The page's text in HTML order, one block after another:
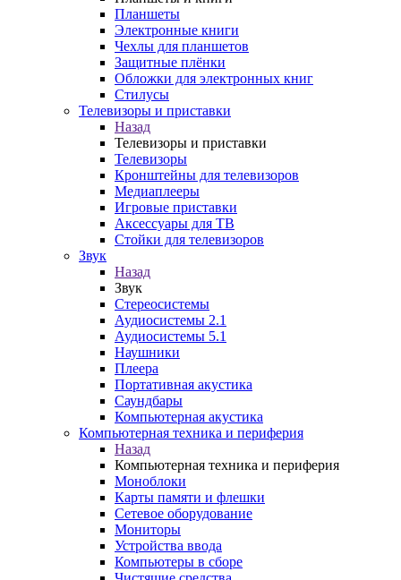
Планшеты
Электронные книги
Чехлы для планшетов
Защитные плёнки
Обложки для электронных книг
Стилусы
Телевизоры и приставки
Назад
Телевизоры и приставки
Телевизоры
Кронштейны для телевизоров
Медиаплееры
Игровые приставки
Аксессуары для ТВ
Стойки для телевизоров
Звук
Назад
Звук
Стереосистемы
Аудиосистемы 2.1
Аудиосистемы 5.1
Наушники
Плеера
Портативная акустика
Саундбары
Компьютерная акустика
Компьютерная техника и периферия
Назад
Компьютерная техника и периферия
Моноблоки
Карты памяти и флешки
Сетевое оборудование
Мониторы
Устройства ввода
Компьютеры в сборе